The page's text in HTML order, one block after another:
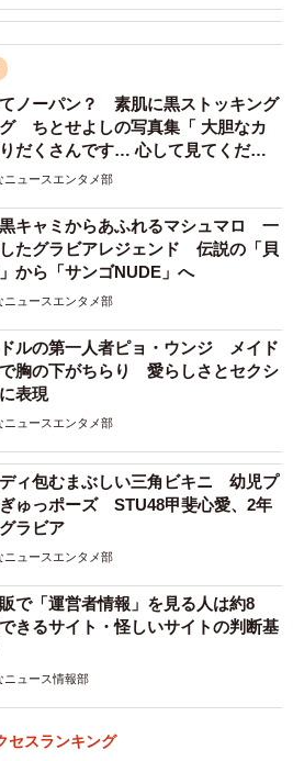
ノーパン？ 素肌に黒ストッキング
ちとせよしの写真集「 大胆なカ
だくさんです… 心して見てくださ
ニュースエンタメ部
キャミからあふれるマシュマロ 一
たグラビアレジェンド 伝説の「貝
」から「サンゴNUDE」へ
ニュースエンタメ部
ルの第一人者ピョ・ウンジ メイド
胸の下がちらり 愛らしさとセクシ
表現
ニュースエンタメ部
ィ包むまぶしい三角ビキニ 幼児プ
ゅっポーズ STU48甲斐心愛、2年
ラビア
ニュースエンタメ部
で「運営者情報」を見る人は約8
きるサイト・怪しいサイトの判断基
ニュース情報部
セスランキング